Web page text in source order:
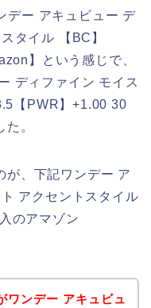
ー アキュビュー デ
タイル 【BC】
】という感じで、
ディファイン モイス
【PWR】+1.00 30
。
が、下記ワンデー ア
アクセントスタイル
のアマゾン
ワンデー アキュビュ